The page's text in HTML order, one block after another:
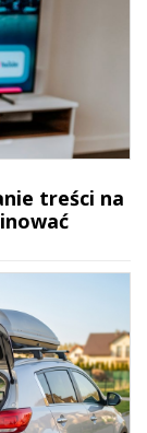
treści na